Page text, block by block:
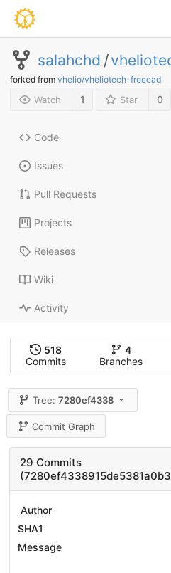
salahchd /
forked from vhelio/vheliotech-freecad
Watch 1 Star 0
Code
Issues
Pull Requests
Projects
Releases
Wiki
Activity
518
Commits
4
Branches
Tree:7280ef4338
Commit Graph
29 Commits
Author
SHA1
Message